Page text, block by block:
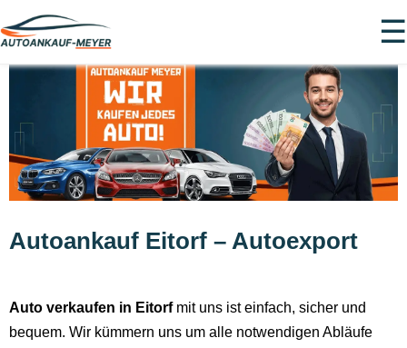
☰
Autoankauf Eitorf – Autoexport
Auto verkaufen in Eitorfmit uns ist einfach, sicher und
bequem. Wir kümmern uns um alle notwendigen Abläufe